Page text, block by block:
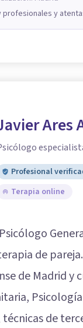
y
Ares
Profesional
Terapia online
de
de Madrid y
de